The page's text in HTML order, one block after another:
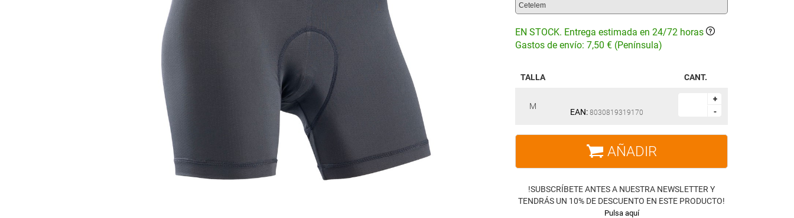
Cetelem
EN STOCK. Entrega estimada en 24/72 horas
Gastos de envío: 7,50 € (Península)
TALLA CANT.
M
EAN: 8030819319170
+
-
+
-
AÑADIR
!SUBSCRÍBETE ANTES A NUESTRA NEWSLETTER Y
TENDRÁS UN 10% DE DESCUENTO EN ESTE PRODUCTO!
Pulsa aquí